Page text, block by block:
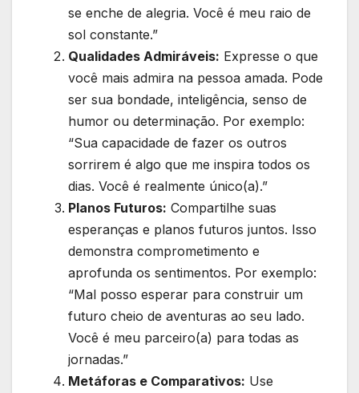
se enche de alegria. Você é meu raio de
sol constante.”
Qualidades Admiráveis: Expresse o que
você mais admira na pessoa amada. Pode
ser sua bondade, inteligência, senso de
humor ou determinação. Por exemplo:
“Sua capacidade de fazer os outros
sorrirem é algo que me inspira todos os
dias. Você é realmente único(a).”
Planos Futuros: Compartilhe suas
esperanças e planos futuros juntos. Isso
demonstra comprometimento e
aprofunda os sentimentos. Por exemplo:
“Mal posso esperar para construir um
futuro cheio de aventuras ao seu lado.
Você é meu parceiro(a) para todas as
jornadas.”
Metáforas e Comparativos: Use